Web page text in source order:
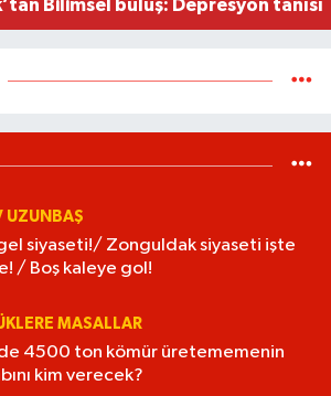
Bilimsel buluş: Depresyon
UZUNBAŞ
siyaseti!/ Zonguldak siyaseti işte
/ Boş kaleye gol!
MASALLAR
4500 ton kömür üretememenin
kim verecek?